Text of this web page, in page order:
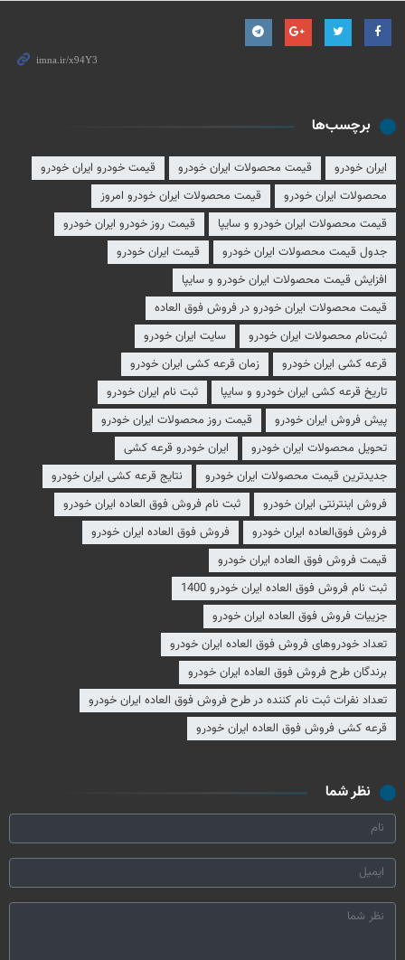
برچسب‌ها
ایران خودرو قیمت محصولات ایران خودرو
قیمت خودرو ایران خودرو
محصولات ایران خودرو
قیمت محصولات ایران خودرو امروز
قیمت محصولات ایران خودرو و سایپا
قیمت روز خودرو ایران خودرو
جدول قیمت محصولات ایران خودرو
قیمت ایران خودرو
افزایش قیمت محصولات ایران خودرو و سایپا
قیمت محصولات ایران خودرو در فروش فوق العاده
ثبت‌نام محصولات ایران خودرو
سایت ایران خودرو
قرعه کشی ایران خودرو
زمان قرعه کشی ایران خودرو
تاریخ قرعه کشی ایران خودرو و سایپا
ثبت نام ایران خودرو
پیش فروش ایران خودرو
قیمت روز محصولات ایران خودرو
تحویل محصولات ایران خودرو
ایران خودرو قرعه کشی
جدیدترین قیمت محصولات ایران خودرو
نتایج قرعه کشی ایران خودرو
فروش اینترنتی ایران خودرو
ثبت نام فروش فوق العاده ایران خودرو
فروش فوق‌العاده ایران خودرو
فروش فوق العاده ایران خودرو
قیمت فروش فوق العاده ایران خودرو
ثبت نام فروش فوق العاده ایران خودرو 1400
جزییات فروش فوق العاده ایران خودرو
تعداد خودروهای فروش فوق العاده ایران خودرو
برندگان طرح فروش فوق العاده ایران خودرو
تعداد نفرات ثبت نام کننده در طرح فروش فوق العاده ایران خودرو
قرعه کشی فروش فوق العاده ایران خودرو
نظر شما